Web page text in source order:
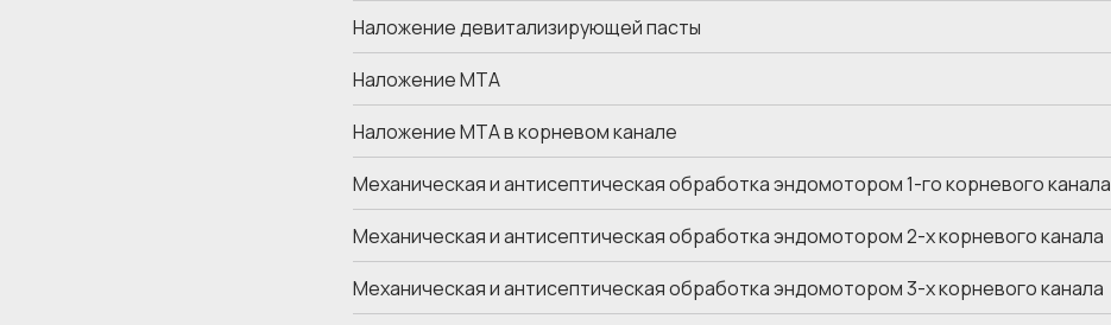
Наложение девитализирующей пасты
Наложение МТА
Наложение МТА в корневом канале
Механическая и антисептическая обработка эндомотором 1-го корневого канала
Механическая и антисептическая обработка эндомотором 2-х корневого канала
Механическая и антисептическая обработка эндомотором 3-х корневого канала